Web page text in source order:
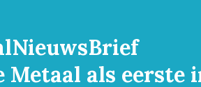
als eerste